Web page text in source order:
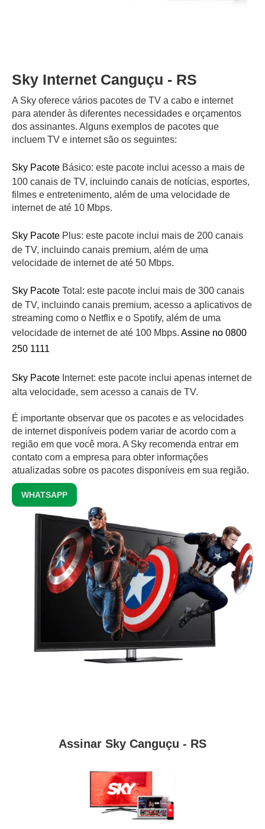
Sky Internet Canguçu - RS
A Sky oferece vários pacotes de TV a cabo e internet
para atender às diferentes necessidades e orçamentos
dos assinantes. Alguns exemplos de pacotes que
incluem TV e internet são os seguintes:
Sky Pacote Básico: este pacote inclui acesso a mais de
100 canais de TV, incluindo canais de notícias, esportes,
filmes e entretenimento, além de uma velocidade de
internet de até 10 Mbps.
Sky Pacote Plus: este pacote inclui mais de 200 canais
de TV, incluindo canais premium, além de uma
velocidade de internet de até 50 Mbps.
Sky Pacote Total: este pacote inclui mais de 300 canais
de TV, incluindo canais premium, acesso a aplicativos de
streaming como o Netflix e o Spotify, além de uma
velocidade de internet de até 100 Mbps. Assine no 0800
250 1111
Sky Pacote Internet: este pacote inclui apenas internet de
alta velocidade, sem acesso a canais de TV.
É importante observar que os pacotes e as velocidades
de internet disponíveis podem variar de acordo com a
região em que você mora. A Sky recomenda entrar em
contato com a empresa para obter informações
atualizadas sobre os pacotes disponíveis em sua região.
WHATSAPP
Assinar Sky Canguçu - RS